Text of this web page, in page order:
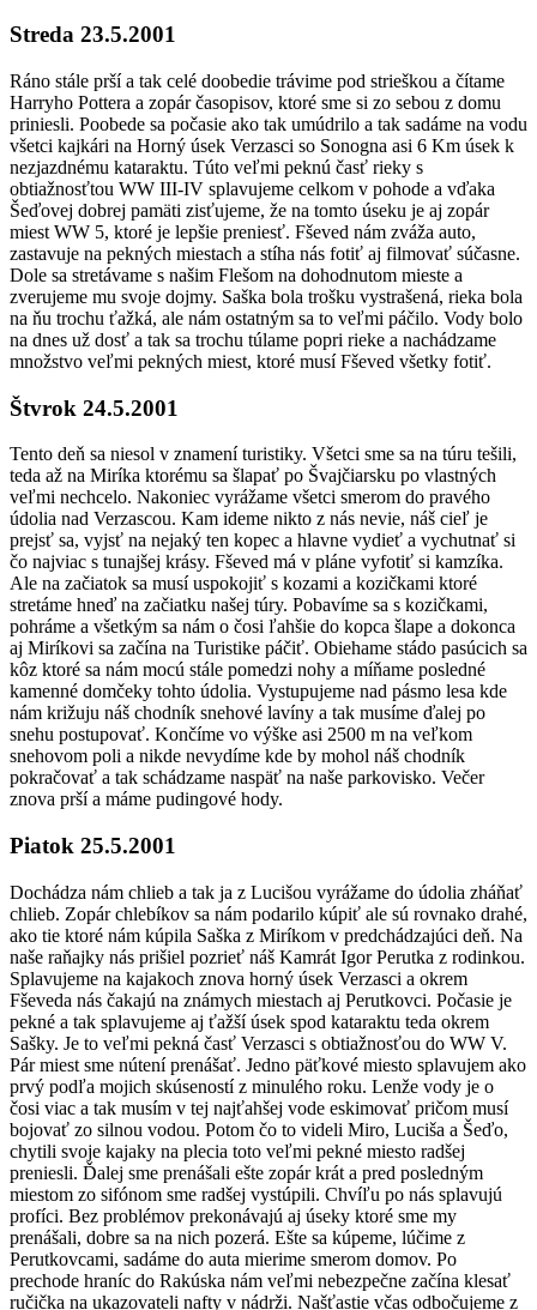
Streda 23.5.2001
​Ráno stále prší a tak celé doobedie trávime pod strieškou a čítame
Harryho Pottera a zopár časopisov, ktoré sme si zo sebou z domu
priniesli. Poobede sa počasie ako tak umúdrilo a tak sadáme na vodu
všetci kajkári na Horný úsek Verzasci so Sonogna asi 6 Km úsek k
nezjazdnému kataraktu. Túto veľmi peknú časť rieky s
obtiažnosťtou WW III-IV splavujeme celkom v pohode a vďaka
Šeďovej dobrej pamäti zisťujeme, že na tomto úseku je aj zopár
miest WW 5, ktoré je lepšie preniesť. Fševed nám zváža auto,
zastavuje na pekných miestach a stíha nás fotiť aj filmovať súčasne.
Dole sa stretávame s našim Flešom na dohodnutom mieste a
zverujeme mu svoje dojmy. Saška bola trošku vystrašená, rieka bola
na ňu trochu ťažká, ale nám ostatným sa to veľmi páčilo. Vody bolo
na dnes už dosť a tak sa trochu túlame popri rieke a nachádzame
množstvo veľmi pekných miest, ktoré musí Fševed všetky fotiť.
Štvrok 24.5.2001
​Tento deň sa niesol v znamení turistiky. Všetci sme sa na túru tešili,
teda až na Miríka ktorému sa šlapať po Švajčiarsku po vlastných
veľmi nechcelo. Nakoniec vyrážame všetci smerom do pravého
údolia nad Verzascou. Kam ideme nikto z nás nevie, náš cieľ je
prejsť sa, vyjsť na nejaký ten kopec a hlavne vydieť a vychutnať si
čo najviac s tunajšej krásy. Fševed má v pláne vyfotiť si kamzíka.
Ale na začiatok sa musí uspokojiť s kozami a kozičkami ktoré
stretáme hneď na začiatku našej túry. Pobavíme sa s kozičkami,
pohráme a všetkým sa nám o čosi ľahšie do kopca šlape a dokonca
aj Miríkovi sa začína na Turistike páčiť. Obiehame stádo pasúcich sa
kôz ktoré sa nám mocú stále pomedzi nohy a míňame posledné
kamenné domčeky tohto údolia. Vystupujeme nad pásmo lesa kde
nám križuju náš chodník snehové lavíny a tak musíme ďalej po
snehu postupovať. Končíme vo výške asi 2500 m na veľkom
snehovom poli a nikde nevydíme kde by mohol náš chodník
pokračovať a tak schádzame naspäť na naše parkovisko. Večer
znova prší a máme pudingové hody.
Piatok 25.5.2001
​Dochádza nám chlieb a tak ja z Lucišou vyrážame do údolia zháňať
chlieb. Zopár chlebíkov sa nám podarilo kúpiť ale sú rovnako drahé,
ako tie ktoré nám kúpila Saška z Miríkom v predchádzajúci deň. Na
naše raňajky nás prišiel pozrieť náš Kamrát Igor Perutka z rodinkou.
Splavujeme na kajakoch znova horný úsek Verzasci a okrem
Fševeda nás čakajú na známych miestach aj Perutkovci. Počasie je
pekné a tak splavujeme aj ťažší úsek spod kataraktu teda okrem
Sašky. Je to veľmi pekná časť Verzasci s obtiažnosťou do WW V.
Pár miest sme nútení prenášať. Jedno päťkové miesto splavujem ako
prvý podľa mojich skúseností z minulého roku. Lenže vody je o
čosi viac a tak musím v tej najťahšej vode eskimovať pričom musí
bojovať zo silnou vodou. Potom čo to videli Miro, Luciša a Šeďo,
chytili svoje kajaky na plecia toto veľmi pekné miesto radšej
preniesli. Ďalej sme prenášali ešte zopár krát a pred posledným
miestom zo sifónom sme radšej vystúpili. Chvíľu po nás splavujú
profíci. Bez problémov prekonávajú aj úseky ktoré sme my
prenášali, dobre sa na nich pozerá. Ešte sa kúpeme, lúčime z
Perutkovcami, sadáme do auta mierime smerom domov. Po
prechode hraníc do Rakúska nám veľmi nebezpečne začína klesať
ručička na ukazovateli nafty v nádrži. Našťastie včas odbočujeme z